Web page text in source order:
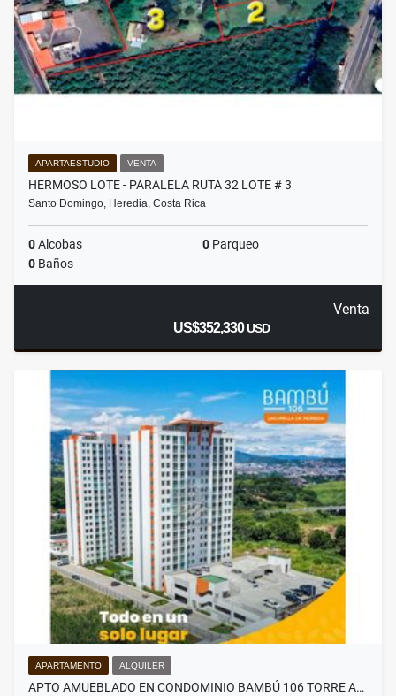
APARTAESTUDIO VENTA
HERMOSO LOTE - PARALELA RUTA 32 LOTE # 3
Santo Domingo, Heredia, Costa Rica
0Alcobas 0 Parqueo
0 Baños
Venta
US$352,330USD
APARTAMENTO ALQUILER
APTO AMUEBLADO EN CONDOMINIO BAMBÚ 106 TORRE A…